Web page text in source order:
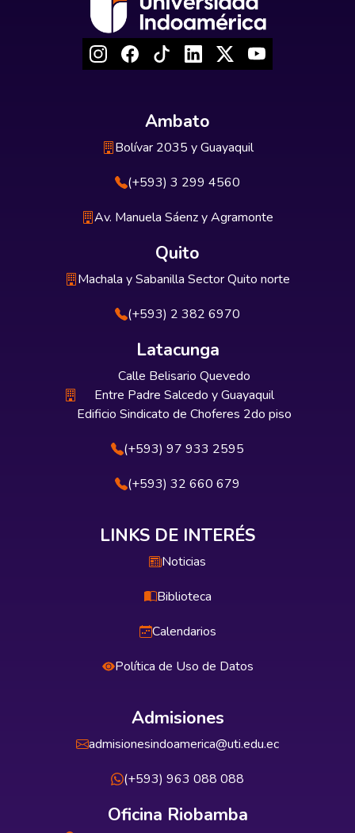
Ambato
Bolívar 2035 y Guayaquil
(+593) 3 299 4560
Av. Manuela Sáenz y Agramonte
Quito
Machala y Sabanilla Sector Quito norte
(+593) 2 382 6970
Latacunga
Calle Belisario Quevedo
Entre Padre Salcedo y Guayaquil
Edificio Sindicato de Choferes 2do piso
(+593) 97 933 2595
(+593) 32 660 679
LINKS DE INTERÉS
Noticias
Biblioteca
Calendarios
Política de Uso de Datos
Admisiones
admisionesindoamerica@uti.edu.ec
(+593) 963 088 088
Oficina Riobamba